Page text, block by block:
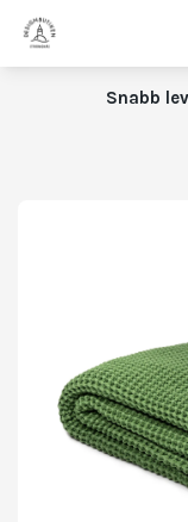
Snabb